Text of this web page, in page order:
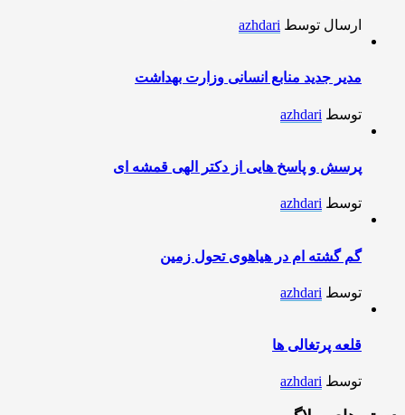
ارسال توسط azhdari
مدیر جدید منابع انسانی وزارت بهداشت
توسط azhdari
پرسش و پاسخ هایی از دکتر الهی قمشه ای
توسط azhdari
گم گشته ام در هیاهوی تحول زمین
توسط azhdari
قلعه پرتغالی ها
توسط azhdari